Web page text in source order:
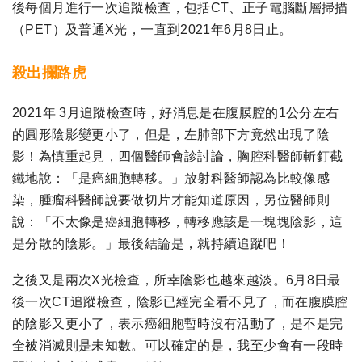
後每個月進行一次追蹤檢查，包括CT、正子電腦斷層掃描
（PET）及普通X光，一直到2021年6月8日止。
殺出攔路虎
2021年 3月追蹤檢查時，好消息是在腹膜腔的1公分左右
的圓形陰影變更小了，但是，左肺部下方竟然出現了陰
影！為慎重起見，四個醫師會診討論，胸腔科醫師斬釘截
鐵地說：「是癌細胞轉移。」放射科醫師認為比較像感
染，腫瘤科醫師說要做切片才能知道原因，另位醫師則
說：「不太像是癌細胞轉移，轉移應該是一塊塊陰影，這
是分散的陰影。」最後結論是，就持續追蹤吧！
之後又是兩次X光檢查，所幸陰影也越來越淡。6月8日最
後一次CT追蹤檢查，陰影已經完全看不見了，而在腹膜腔
的陰影又更小了，表示癌細胞暫時沒有活動了，是不是完
全被消滅則是未知數。可以確定的是，我至少會有一段時